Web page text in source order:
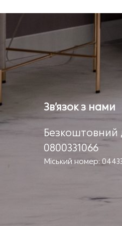
Зв’язок з нами
Безкоштовний
0800331066
Міський номер: